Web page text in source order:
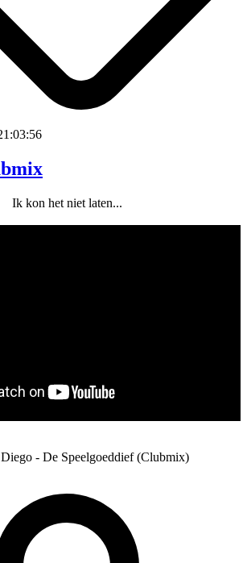
Ik kon het niet laten...
- De Speelgoeddief (Clubmix)